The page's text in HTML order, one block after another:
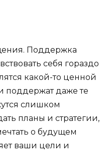
Поддержка
себя гораздо
какой-то ценной
поддержат даже те
слишком
планы и стратегии,
о будущем
ваши цели и